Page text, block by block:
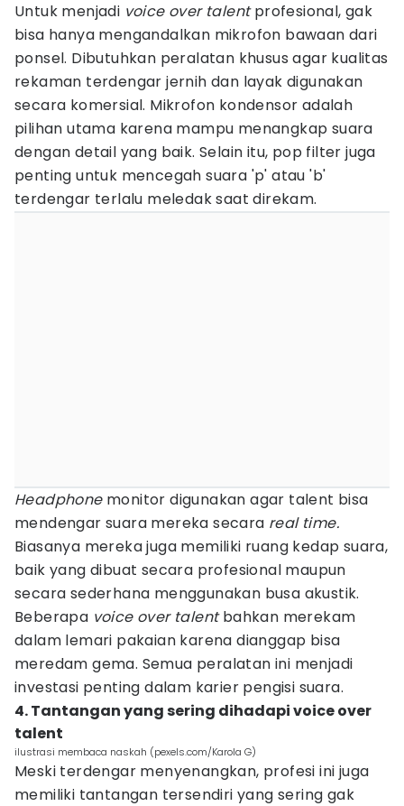
Untuk menjadi voice over talentprofesional, gak
bisa hanya mengandalkan mikrofon bawaan dari
ponsel. Dibutuhkan peralatan khusus agar kualitas
rekaman terdengar jernih dan layak digunakan
secara komersial. Mikrofon kondensor adalah
pilihan utama karena mampu menangkap suara
dengan detail yang baik. Selain itu, pop filter juga
penting untuk mencegah suara 'p' atau 'b'
terdengar terlalu meledak saat direkam.
Headphonemonitor digunakan agar talent bisa
mendengar suara mereka secara real time.
Biasanya mereka juga memiliki ruang kedap suara,
baik yang dibuat secara profesional maupun
secara sederhana menggunakan busa akustik.
Beberapa voice over talentbahkan merekam
dalam lemari pakaian karena dianggap bisa
meredam gema. Semua peralatan ini menjadi
investasi penting dalam karier pengisi suara.
4. Tantangan yang sering dihadapi voice over
talent
ilustrasi membaca naskah (pexels.com/Karola G)
Meski terdengar menyenangkan, profesi ini juga
memiliki tantangan tersendiri yang sering gak